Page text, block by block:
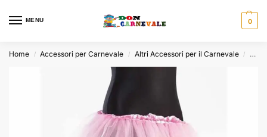
MENU 0
Home / Accessori per Carnevale / Altri Accessori per il Carnevale / Tutù